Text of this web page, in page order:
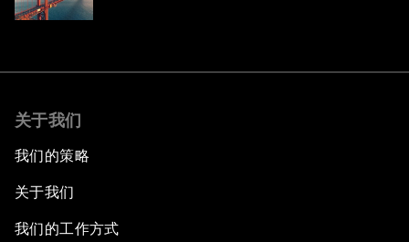
关于我们
我们的策略
关于我们
我们的工作方式